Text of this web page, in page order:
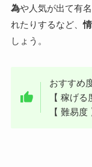
為や人気が出て有
れたりするなど、
しょう。
おすすめ
【 稼げる
【 難易度